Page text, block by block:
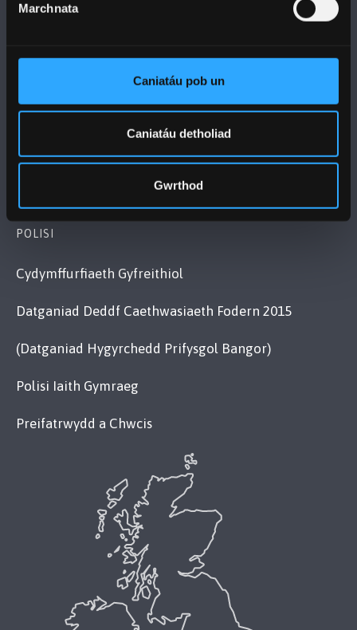
Marchnata
Caniatáu pob un
Caniatáu detholiad
Gwrthod
YMWELD Â’R BRIFYSGOL
POLISI
Cydymffurfiaeth Gyfreithiol
Datganiad Deddf Caethwasiaeth Fodern 2015
(Datganiad Hygyrchedd Prifysgol Bangor)
Polisi Iaith Gymraeg
Preifatrwydd a Chwcis